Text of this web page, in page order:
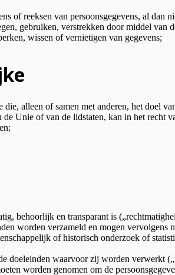
of reeksen van persoonsgegevens, al dan
gebruiken, verstrekken door middel
wissen of vernietigen van gegevens;
alleen of samen met anderen, het doel
Unie of van de lidstaten, kan in het
behoorlijk en transparant is
worden verzameld en mogen
of historisch onderzoek of
doeleinden waarvoor zij worden verwerkt
worden genomen om de